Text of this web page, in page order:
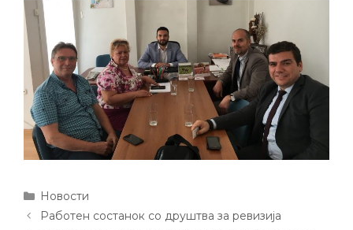
Categories
Новости
PostРаботен состанок со друштва за ревизија